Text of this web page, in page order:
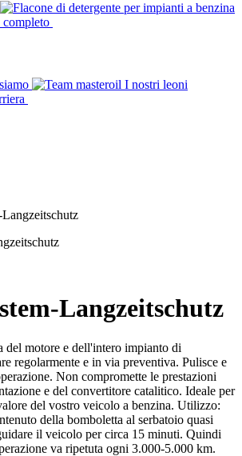
I nostri leoni
Langzeitschutz
motore e dell'intero impianto di
regolarmente e in via preventiva. Pulisce e
Non compromette le prestazioni
e del convertitore catalitico. Ideale per
del vostro veicolo a benzina. Utilizzo:
della bomboletta al serbatoio quasi
il veicolo per circa 15 minuti. Quindi
va ripetuta ogni 3.000-5.000 km.